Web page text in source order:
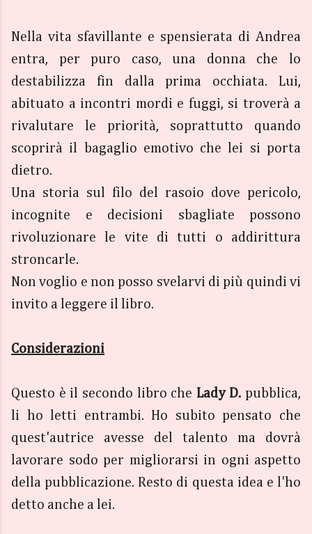
Nella vita sfavillante e spensierata di Andrea
entra, per puro caso, una donna che lo
destabilizza fin dalla prima occhiata. Lui,
abituato a incontri mordi e fuggi, si troverà a
rivalutare le priorità, soprattutto quando
scoprirà il bagaglio emotivo che lei si porta
dietro.
Una storia sul filo del rasoio dove pericolo,
incognite e decisioni sbagliate possono
rivoluzionare le vite di tutti o addirittura
stroncarle.
Non voglio e non posso svelarvi di più quindi vi
invito a leggere il libro.
Considerazioni
Questo è il secondo libro che Lady D. pubblica,
li ho letti entrambi. Ho subito pensato che
quest'autrice avesse del talento ma dovrà
lavorare sodo per migliorarsi in ogni aspetto
della pubblicazione. Resto di questa idea e l'ho
detto anche a lei.